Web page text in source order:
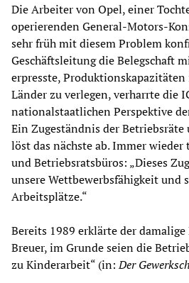
Die Arbeiter von Opel, einer
operierenden General-Motors-
sehr früh mit diesem Problem
Geschäftsleitung die Belegschaft
erpresste,
Länder zu verlegen, verharrte die
nationalstaatlichen Perspektive
Ein Zugeständnis der Betriebsräte
löst das nächste ab. Immer wieder
und Betriebsratsbüros: „Dieses
unsere Wettbewerbsfähigkeit und
Arbeitsplätze.“
Bereits 1989 erklärte der
Breuer, im Grunde seien die
zu Kinderarbeit“ (in:Der